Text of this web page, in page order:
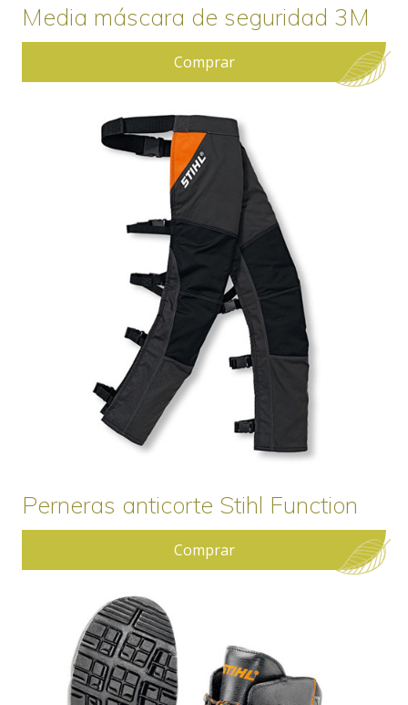
Media máscara de seguridad 3M
Comprar
Perneras anticorte Stihl Function
Comprar